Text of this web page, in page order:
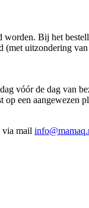
Bij het
uitzondering
vóór de dag van
een aangewezen
via mail